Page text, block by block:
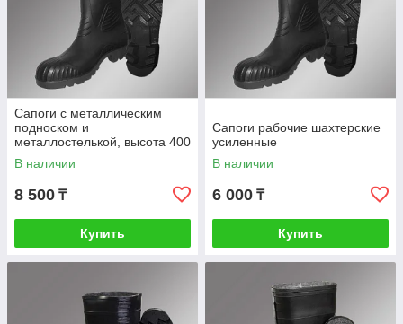
Сапоги с металлическим
подноском и
металлостелькой, высота 400
мм
В наличии
8 500 ₸
Купить
Сапоги рабочие шахтерские
усиленные
В наличии
6 000 ₸
Купить